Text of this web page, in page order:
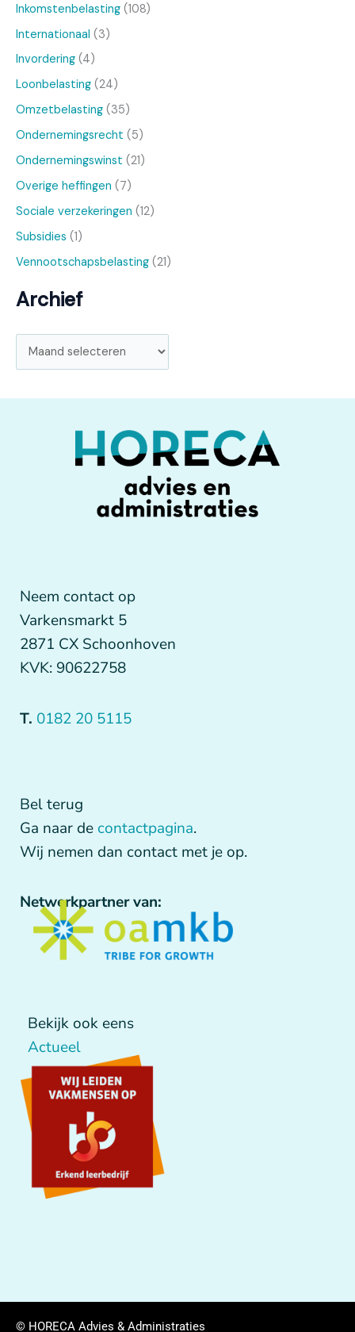
Inkomstenbelasting (108)
Internationaal (3)
Invordering (4)
Loonbelasting (24)
Omzetbelasting (35)
Ondernemingsrecht (5)
Ondernemingswinst (21)
Overige heffingen (7)
Sociale verzekeringen (12)
Subsidies (1)
Vennootschapsbelasting (21)
Archief
Neem contact op
Varkensmarkt 5
2871 CX Schoonhoven
KVK: 90622758
T. 0182 20 5115
Bel terug
Ga naar de contactpagina.
Wij nemen dan contact met je op.
Netwerkpartner van:
Bekijk ook eens
Actueel
© HORECA Advies & Administraties